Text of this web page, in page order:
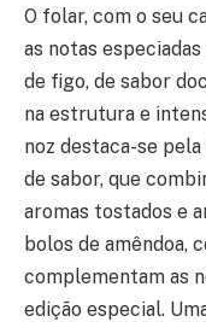
O folar, com o seu
as notas especiadas
de figo, de sabor
na estrutura e
noz destaca-se
de sabor, que
aromas tostados e
bolos de amêndoa,
complementam as
edição especial.